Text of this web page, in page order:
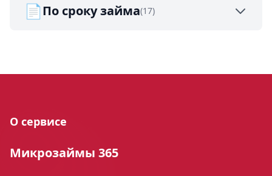
📄По сроку займа(17)
О сервисе
Микрозаймы 365